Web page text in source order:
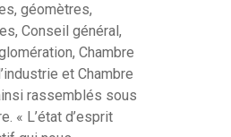
géomètres,
Conseil général,
Chambre
et Chambre
rassemblés sous
« L’état d’esprit